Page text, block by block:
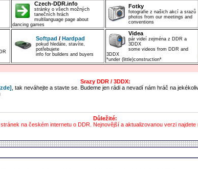
Czech-DDR.info
stránky o všech možných
tanečních hrách
multilanguage page about
dancing games
Fotky
fotografie z našich akcí a srazů
photos from our meetings and
conventions
Softpad / Hardpad
pokud hledáte, stavíte,
potřebujete
info for builders and buyers
Videa
pár videí zejména z DDR a
3DDX
some videos from DDR and
3DDX
*under (little)construction*
Srazy DDR / 3DDX:
, tak neváhejte a stavte se. Budeme jen rádi a nevadí nám hráč na
Důležité:
na českém internetu o DDR. Nejnovější a aktualizovanou verzi najdete